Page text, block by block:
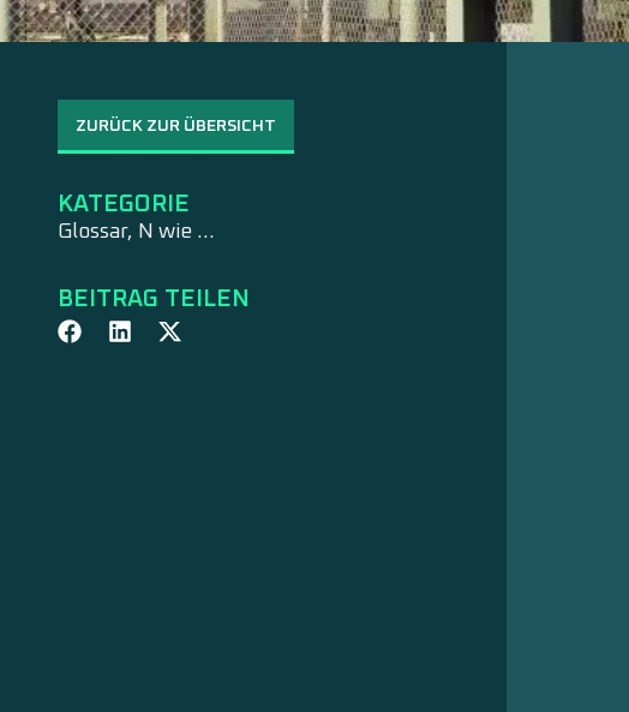
ZURÜCK ZUR ÜBERSICHT
KATEGORIE
Glossar, N wie …
BEITRAG TEILEN